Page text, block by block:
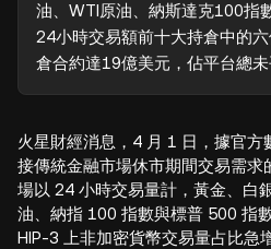
油、WTI原油、納斯達克100指
24小時交易額前十大持倉中的
倉合約達19億美元，佔平台總未
火星財經消息，4 月 1 日，據官方
接傳統金融市場休市期間交易需求
場以 24 小時交易量計，黃金、白
油、納指 100 指數與標普 500 指
HIP-3 上非加密貨幣交易量占比急